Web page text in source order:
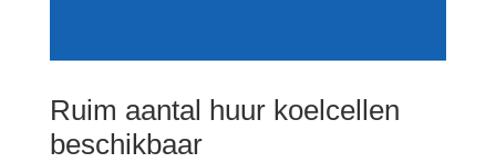
Ruim aantal huur koelcellen
beschikbaar